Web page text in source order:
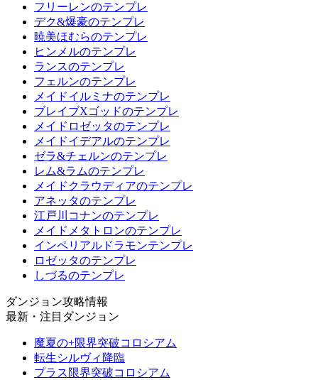
フリーレンのテンプレ
デク&爆豪のテンプレ
暁美ほむらのテンプレ
ヒンメルのテンプレ
ランスのテンプレ
フェルンのテンプレ
メイドイルミナのテンプレ
ブレイブXゴッドのテンプレ
メイドロゼッタのテンプレ
メイドイデアルのテンプレ
ゼラ&チェルンのテンプレ
レム&ラムのテンプレ
メイドクラウディアのテンプレ
アネッタのテンプレ
江戸川コナンのテンプレ
メイドメタトロンのテンプレ
インペリアルドラモンテンプレ
ロゼッタのテンプレ
しづるのテンプレ
ダンジョン攻略情報
最新・注目ダンジョン
魔夏の+限界突破コロシアム
転生シルヴィ降臨
プラス限界突破コロシアム